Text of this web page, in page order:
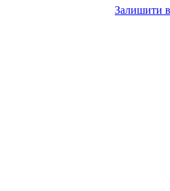
Залишити